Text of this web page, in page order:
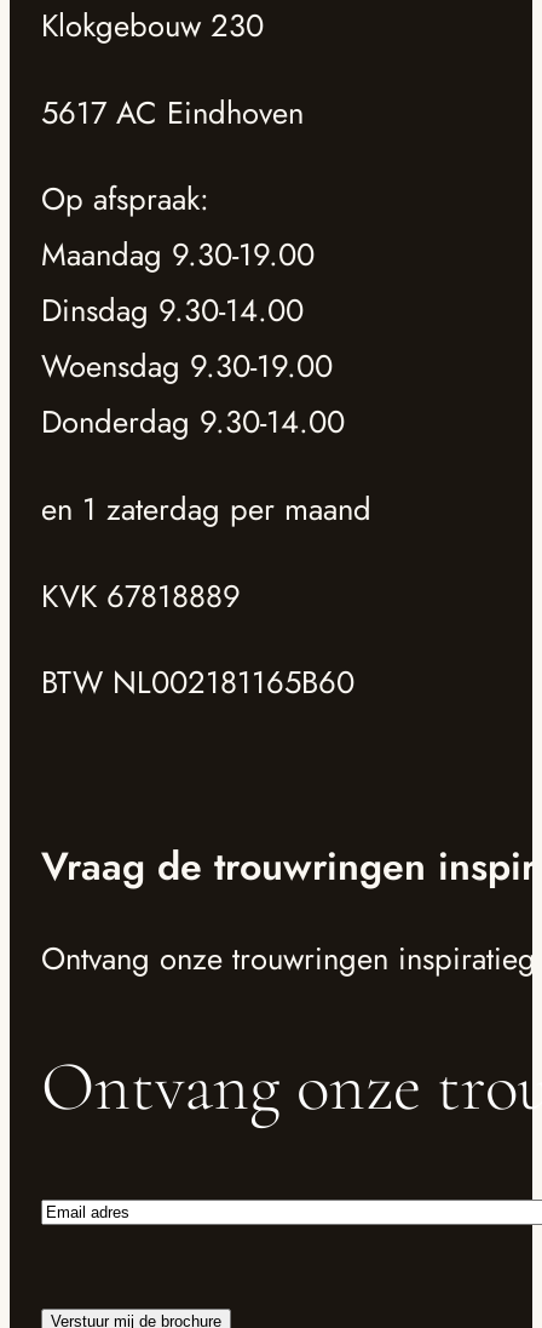
Klokgebouw 230
5617 AC Eindhoven
Op afspraak:
Maandag 9.30-19.00
Dinsdag 9.30-14.00
Woensdag 9.30-19.00
Donderdag 9.30-14.00
en 1 zaterdag per maand
KVK 67818889
BTW NL002181165B60
Vraag de trouwringen
Ontvang onze trouwringen
Ontvang onze
Email